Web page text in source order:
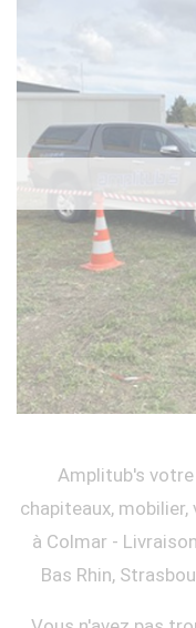
Amplitub's
chapiteaux,
à Colmar -
Bas Rhin,